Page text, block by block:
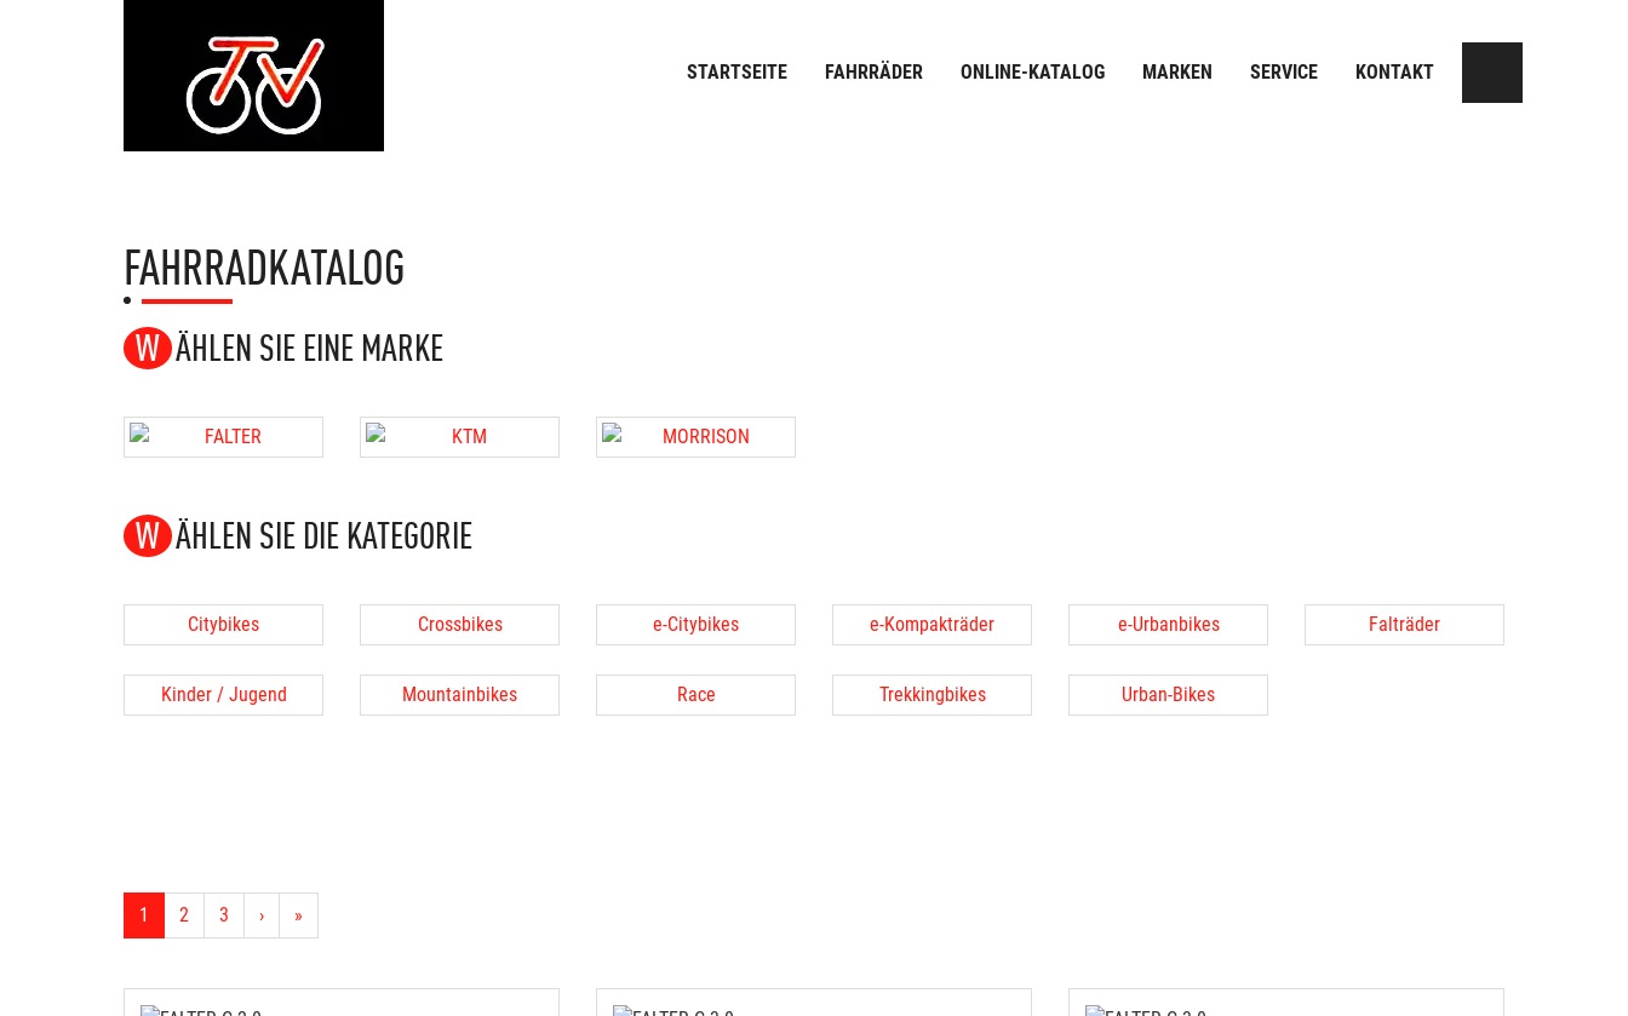
STARTSEITE FAHRRÄDER ONLINE-KATALOG MARKEN SERVICE KONTAKT
FAHRRADKATALOG
WÄHLEN SIE EINE MARKE
WÄHLEN SIE DIE KATEGORIE
Citybikes Crossbikes e-Citybikes e-Kompakträder e-Urbanbikes Falträder
Kinder / Jugend Mountainbikes Race Trekkingbikes Urban-Bikes
1 2 3 › »